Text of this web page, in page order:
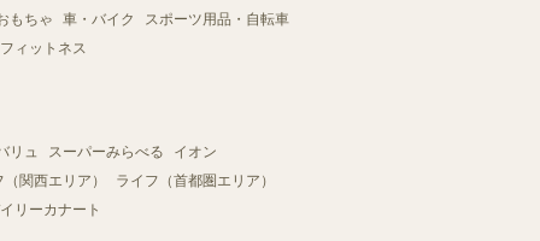
もちゃ 車・バイク
スポーツ用品・自転車
ィットネス
リュ スーパーみらべる
イオン
関西エリア）
ライフ（首都圏エリア）
リーカナート